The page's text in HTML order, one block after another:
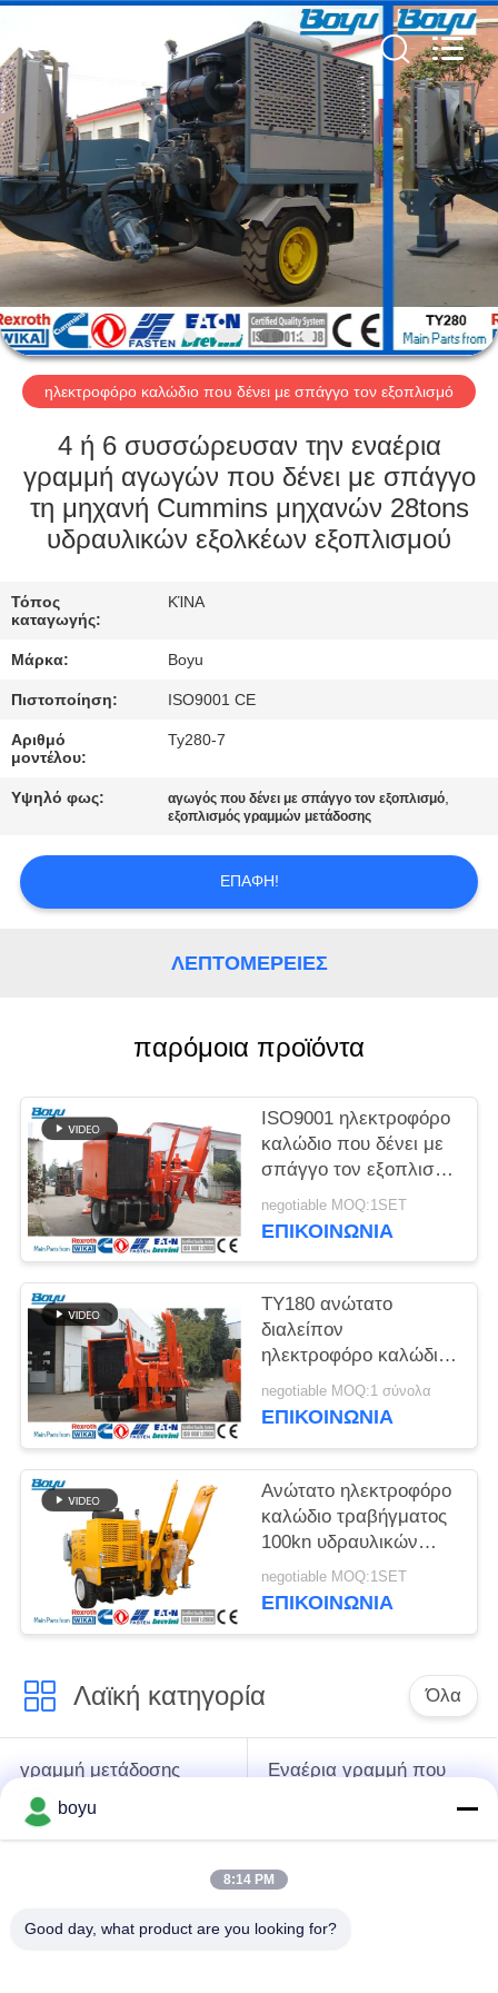
ΣΠΊΤΙ
ΠΡΟΪΌΝΤΑ
ΠΕΡΊΠΟΥ
ΕΜΕΊΣ
ΓΎΡΟΣ
ΕΡΓΟΣΤΑΣΊΩΝ
ΠΟΙΟΤΙΚΌΣ
ΈΛΕΓΧΟΣ
ΕΛΆΤΕ
ΣΕ
ΕΠΑΦΉ
ΕΙΔΉΣΕΙΣ
ΖΗΤΉΣΤΕ
ΈΝΑ
POLICY
Electric
Power
Machinery
Co.,LTD.
All
Rights
Reserved.
ηλεκτροφόρο καλώδιο που δένει με σπάγγο τον εξοπλισμό
4 ή 6 συσσώρευσαν την εναέρια
γραμμή αγωγών που δένει με σπάγγο
τη μηχανή Cummins μηχανών 28tons
υδραυλικών εξολκέων εξοπλισμού
Τόπος
καταγωγής:
ΚΊΝΑ
Μάρκα: Boyu
Πιστοποίηση: ISO9001 CE
Αριθμό
μοντέλου:
Ty280-7
Υψηλό φως: αγωγός που δένει με σπάγγο τον εξοπλισμό,
εξοπλισμός γραμμών μετάδοσης
ΕΠΑΦΉ!
ΛΕΠΤΟΜΈΡΕΙΕΣ
παρόμοια προϊόντα
ISO9001 ηλεκτροφόρο
καλώδιο που δένει με
σπάγγο τον εξοπλισμό
για τα γενικά έξοδα
που δένει με σπάγγο
negotiable MOQ:1SET
ΕΠΙΚΟΙΝΩΝΊΑ
TY180 ανώτατο
διαλείπον
ηλεκτροφόρο καλώδιο
τραβήγματος 190kN
που δένει με σπάγγο
negotiable MOQ:1 σύνολα
ΕΠΙΚΟΙΝΩΝΊΑ
Ανώτατο ηλεκτροφόρο
καλώδιο τραβήγματος
100kn υδραυλικών
εξολκέων που δένει με
σπάγγο τον εξοπλισμό
negotiable MOQ:1SET
ΕΠΙΚΟΙΝΩΝΊΑ
Λαϊκή κατηγορία Όλα
γραμμή μετάδοσης
που δένει με σπάγγο
τον εξοπλισμό
Εναέρια γραμμή που
εξοπλισμό
συστροφής
boyu
8:14 PM
Good day, what product are you looking for?